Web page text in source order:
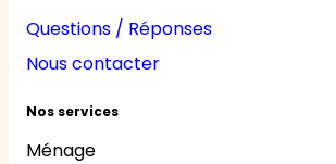
Questions / Réponses
Nous contacter
Nos services
Ménage